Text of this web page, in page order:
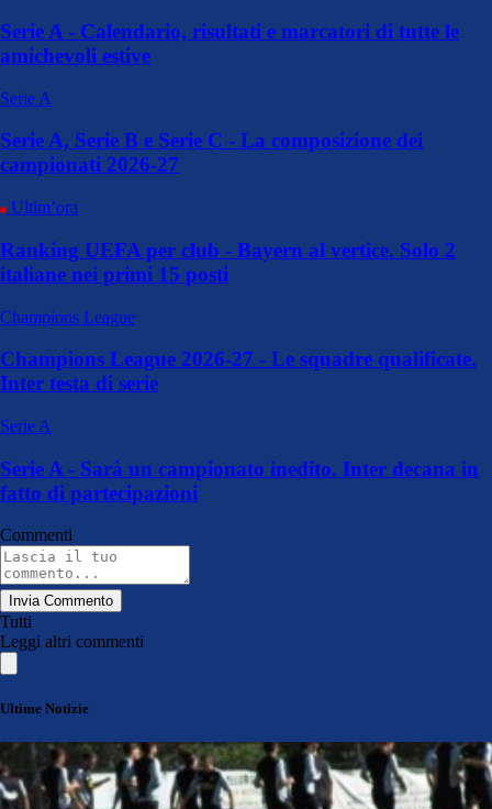
Serie A - Calendario, risultati e marcatori di tutte le
amichevoli estive
Serie A
Serie A, Serie B e Serie C - La composizione dei
campionati 2026-27
Ultim’ora
Ranking UEFA per club - Bayern al vertice. Solo 2
italiane nei primi 15 posti
Champions League
Champions League 2026-27 - Le squadre qualificate.
Inter testa di serie
Serie A
Serie A - Sarà un campionato inedito. Inter decana in
fatto di partecipazioni
Commenti
Invia Commento
Tutti
Leggi altri commenti
Ultime Notizie